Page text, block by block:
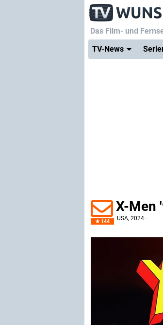
Das Film- und
TV-News
144
X-Men
USA, 2024–